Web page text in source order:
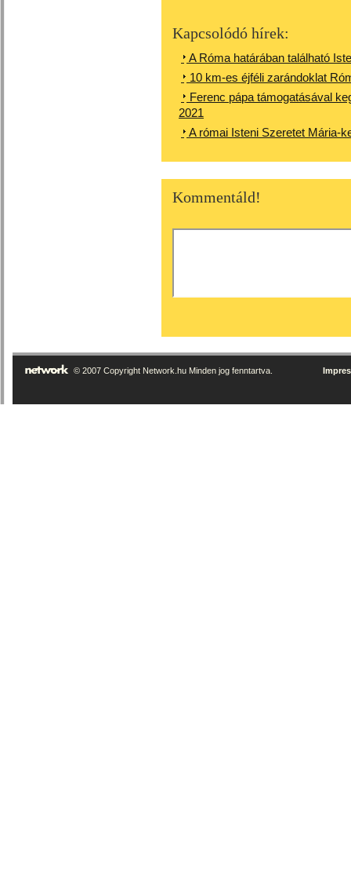
Kapcsolódó hírek:
A Róma határában található
10 km-es éjféli zarándoklat
Ferenc pápa támogatásával
2021
A római Isteni Szeretet Mária-
Kommentáld!
© 2007 Copyright Network.hu Minden jog fenntartva.